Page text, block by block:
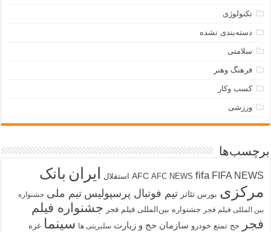
تکنولوژی
دسته‌بندی نشده
سلامتی
فرهنگ وهنر
کسب وکار
ورزشی
برچسب‌ها
AFC AFC NEWS fifa FIFA NEWS استقلال ایران بانک
مرکزی بورس تئاتر تیم فوتبال پرسپولیس تیم ملی جشنواره
بین المللی فیلم فجر جشنواره بین‌المللی فیلم فجر جشنواره فیلم
فجر
حج تمتع خودرو سازمان حج و زیارت سلبریتی ها سینما غزه